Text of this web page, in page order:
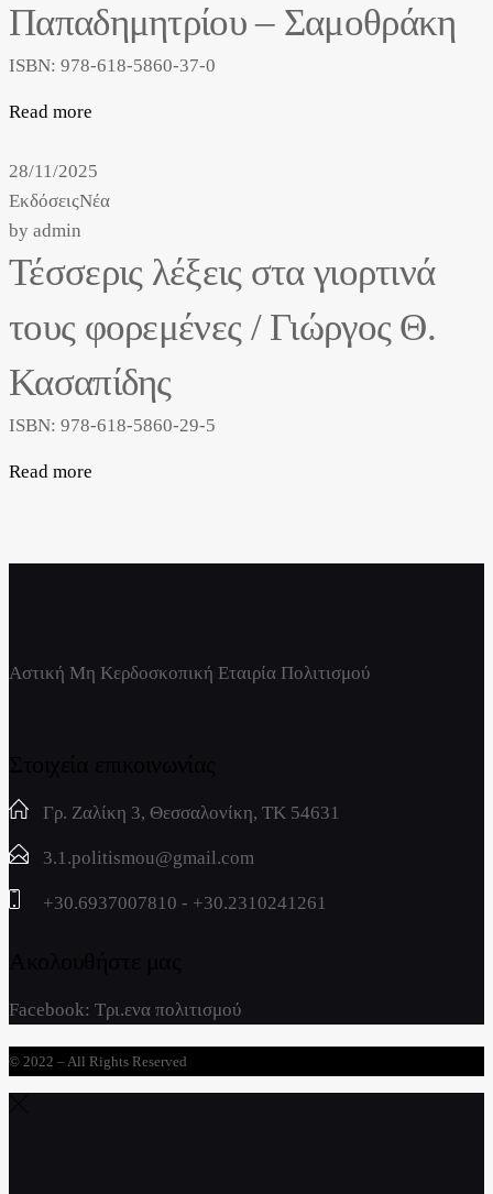
Παπαδημητρίου – Σαμοθράκη
ISBN: 978-618-5860-37-0
Read more
28/11/2025
ΕκδόσειςΝέα
by admin
Τέσσερις λέξεις στα γιορτινά
τους φορεμένες / Γιώργος Θ.
Κασαπίδης
ISBN: 978-618-5860-29-5
Read more
Αστική Μη Κερδοσκοπική Εταιρία Πολιτισμού
Γρ. Ζαλίκη 3, Θεσσαλονίκη, ΤΚ 54631
3.1.politismou@gmail.com
+30.6937007810 - +30.2310241261
Facebook: Τρι.ενα πολιτισμού
© 2022 – All Rights Reserved